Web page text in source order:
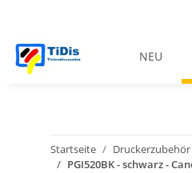
NEU
Startseite Druckerzubehör
PGI520BK - schwarz -